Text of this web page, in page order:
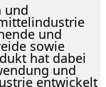
und
und
sowie
hat dabei
und
entwickelt